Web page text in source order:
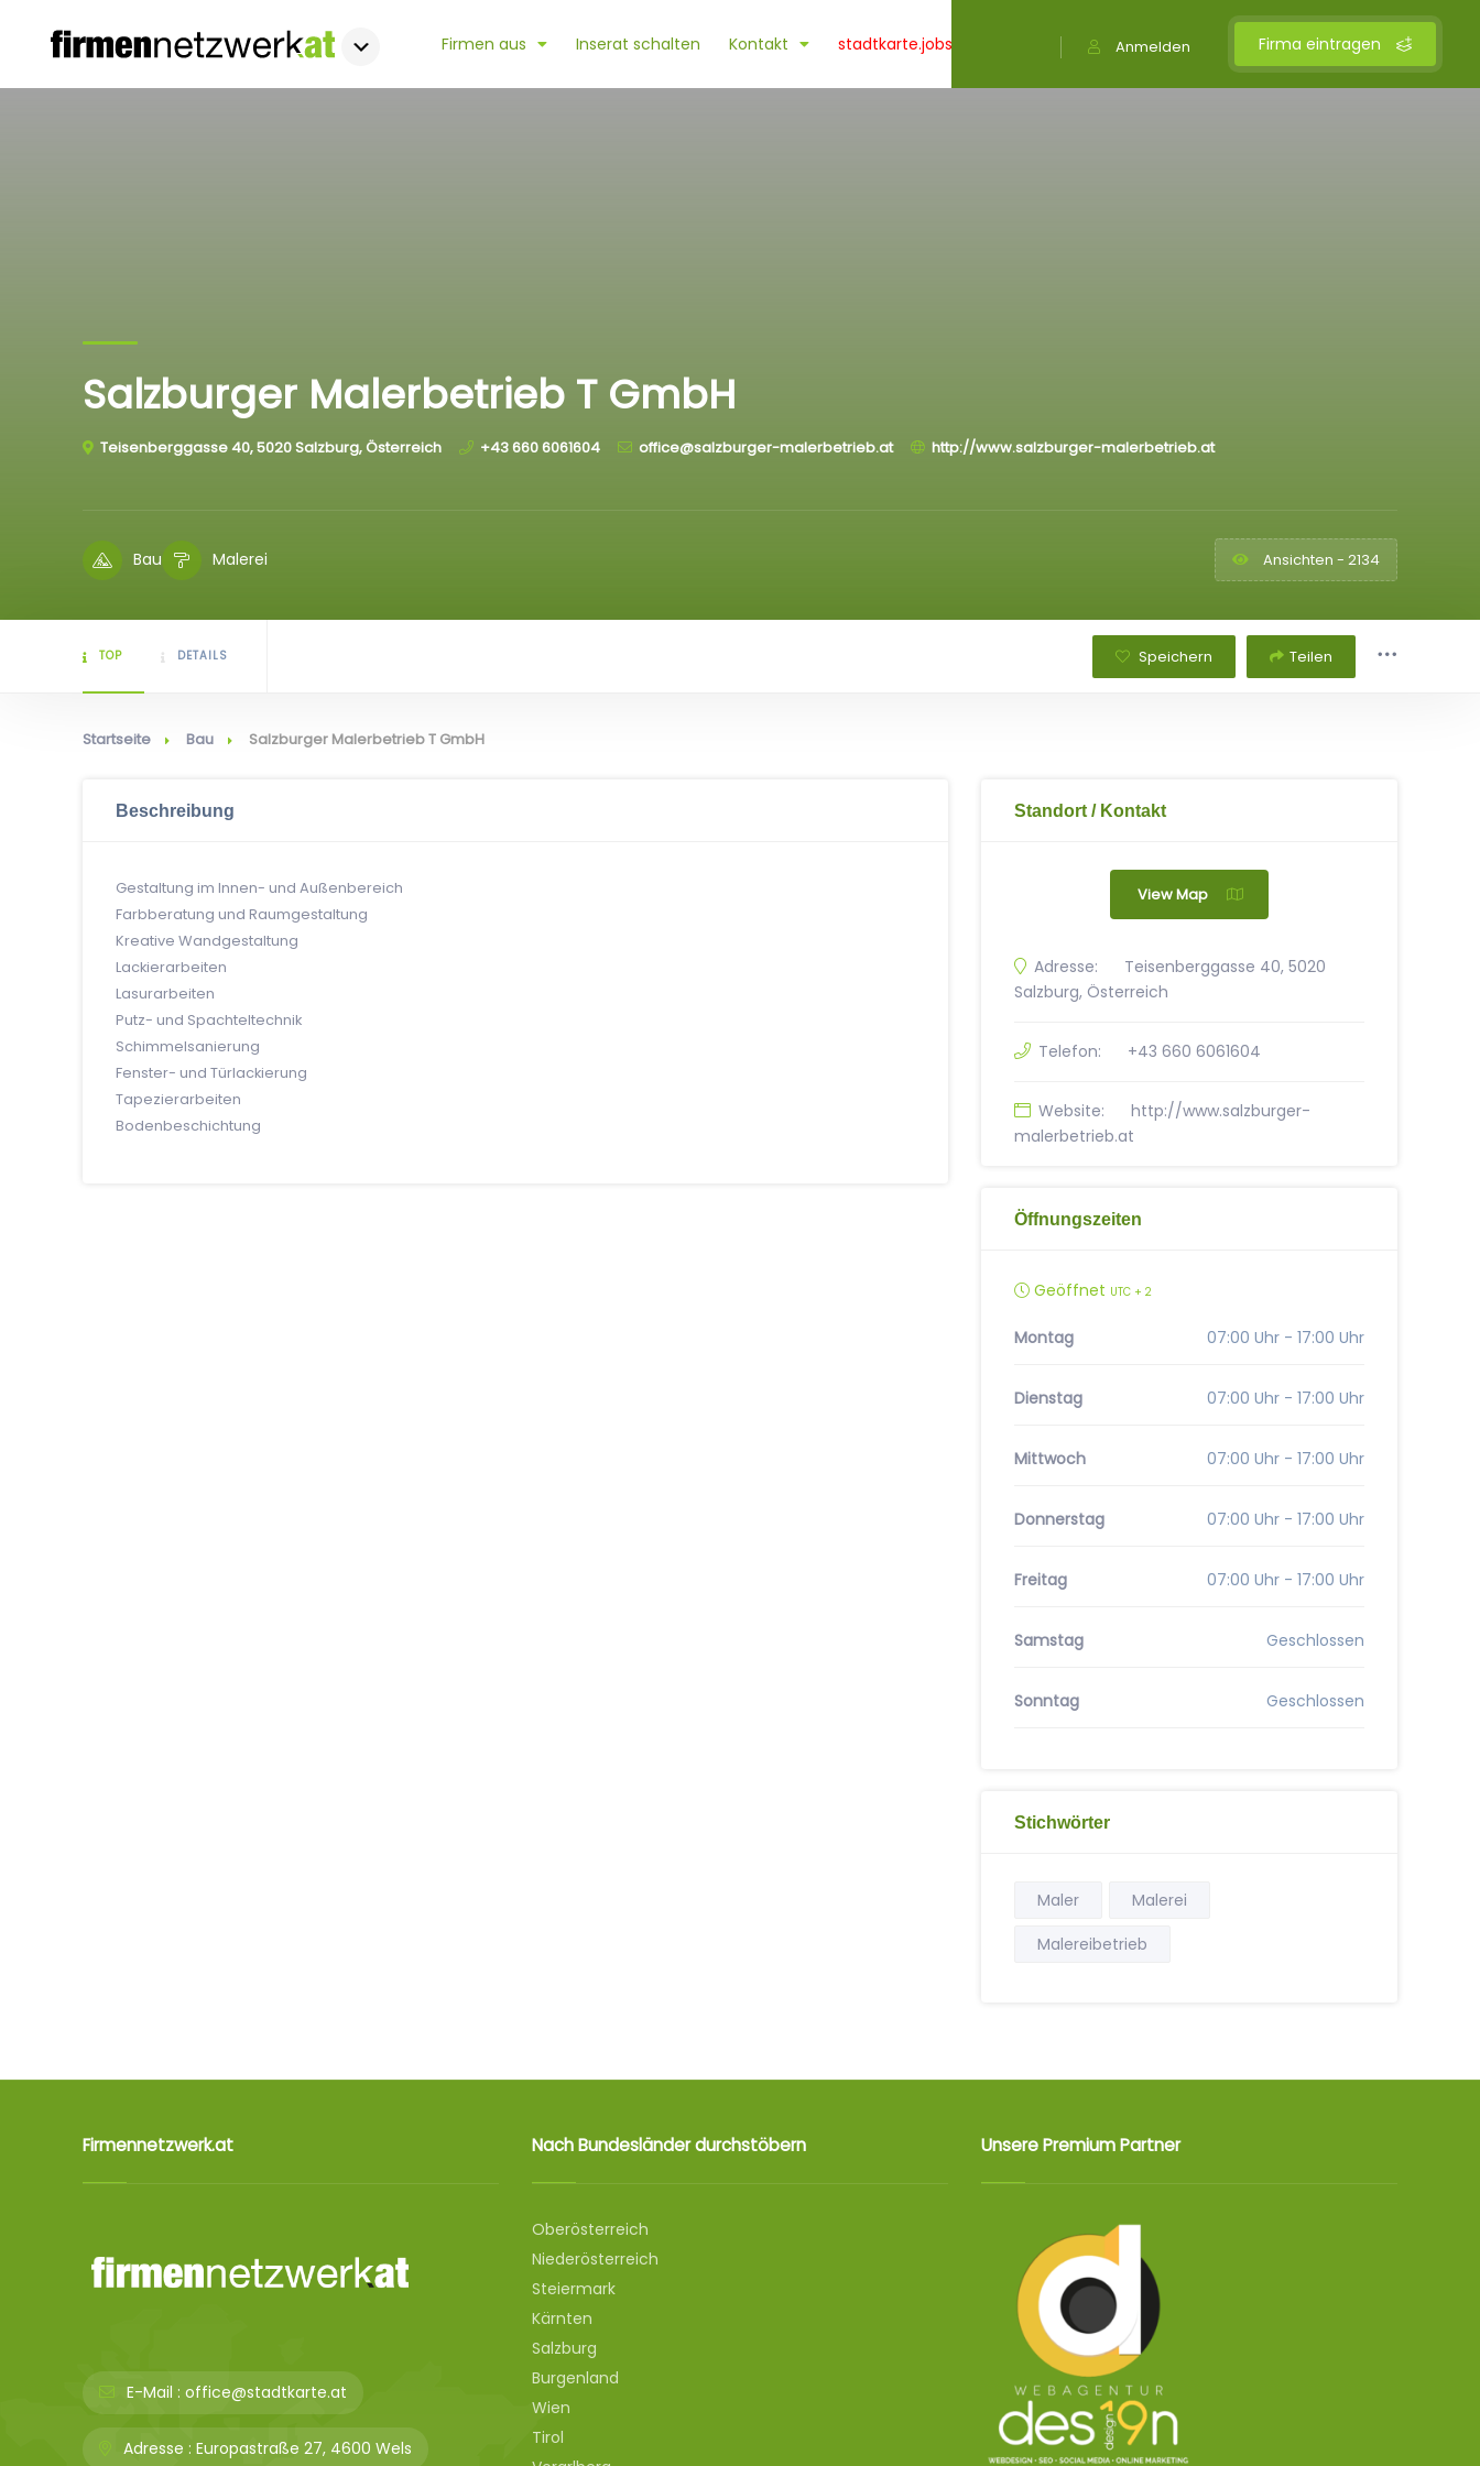
Firma eintragen
Anmelden
Firmen aus Inserat schalten Kontakt stadtkarte.jobs
Salzburger Malerbetrieb T GmbH
Teisenberggasse 40, 5020 Salzburg, Österreich +43 660 6061604 office@salzburger-malerbetrieb.at http://www.salzburger-malerbetrieb.at
Bau Malerei Ansichten - 2134
TOP DETAILS Speichern Teilen
Startseite Bau Salzburger Malerbetrieb T GmbH
Beschreibung
Gestaltung im Innen- und Außenbereich
Farbberatung und Raumgestaltung
Kreative Wandgestaltung
Lackierarbeiten
Lasurarbeiten
Putz- und Spachteltechnik
Schimmelsanierung
Fenster- und Türlackierung
Tapezierarbeiten
Bodenbeschichtung
Standort / Kontakt
View Map
Adresse:
Teisenberggasse 40, 5020
Salzburg, Österreich
Telefon: +43 660 6061604
Website:
http://www.salzburger-
malerbetrieb.at
Öffnungszeiten
Geöffnet UTC + 2
Montag 07:00 Uhr - 17:00 Uhr
Dienstag 07:00 Uhr - 17:00 Uhr
Mittwoch 07:00 Uhr - 17:00 Uhr
Donnerstag 07:00 Uhr - 17:00 Uhr
Freitag 07:00 Uhr - 17:00 Uhr
Samstag Geschlossen
Sonntag Geschlossen
Stichwörter
Maler
Malerei
Malereibetrieb
Firmennetzwerk.at
E-Mail : office@stadtkarte.at
Adresse : Europastraße 27, 4600 Wels
Nach Bundesländer durchstöbern
Oberösterreich
Niederösterreich
Steiermark
Kärnten
Salzburg
Burgenland
Wien
Tirol
Unsere Premium Partner